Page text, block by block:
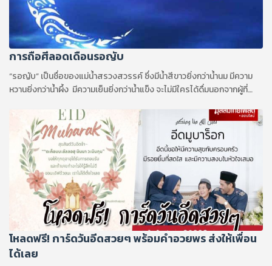
การถือศีลอดเดือนรอญับ
“รอญับ” เป็นชื่อของแม่น้ำสรวงสวรรค์ ซึ่งมีน้ำสีขาวยิ่งกว่าน้ำนม มีความ
หวานยิ่งกว่าน้ำผึ้ง มีความเย็นยิ่งกว่าน้ำแข็ง จะไม่มีใครได้ดื่มนอกจากผู้ที่
โหลดฟรี! การ์ดวันอีดสวยๆ พร้อมคำอวยพร ส่งให้เพื่อน
ได้เลย